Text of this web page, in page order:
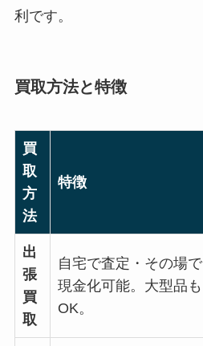
利です。
買取方法と特徴
買
取
方
法
特徴
出
張
買
取
自宅で査定・その場で
現金化可能。大型品も
OK。